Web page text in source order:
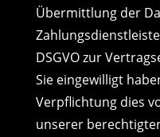
Übermittlung der
DSGVO zur
Sie eingewilligt
Verpflichtung dies
unserer